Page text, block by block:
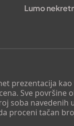
prezentacija kao
Sve površine
soba navedenih
proceni tačan
Lumo